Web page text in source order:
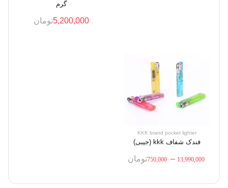
گرم
5,200,000تومان
KKK brand pocket lighter
فندک شفاف kkk (جیبی)
13,990,000
–
750,000 تومان